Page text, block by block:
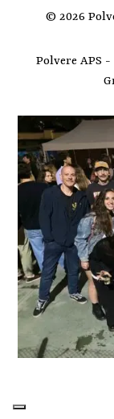
© 2026
Polvere APS -